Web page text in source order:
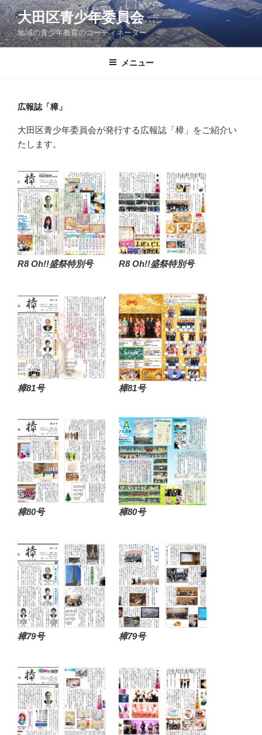
コ
ン
テ
ン
大田区青少年委員会
地域の青少年教育のコーディネーター
メニュー
広報誌「樟」
大田区青少年委員会が発行する広報誌「樟」をご紹介い
たします。
R8 Oh!!盛祭特別号 R8 Oh!!盛祭特別号
樟81号 樟81号
樟80号 樟80号
樟79号 樟79号